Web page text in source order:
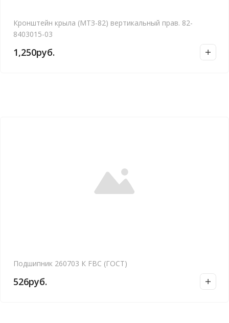
Кронштейн крыла (МТЗ-82) вертикальный прав. 82-
8403015-03
1,250руб.
Подшипник 260703 К FBC (ГОСТ)
526руб.